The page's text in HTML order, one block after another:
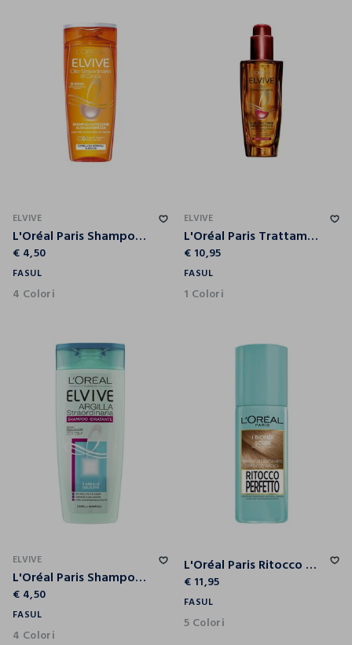
ELVIVE
L'Oréal Paris Shampoo Elvive Olio Straordinario Cocco, Per Capelli da Normali a Secchi, 250 ml.
€ 4,50
FASUL
4 Colori
ELVIVE
L'Oréal Paris Trattamento Elvive Olio Straordinario, Trattamento Nutriente per Capelli Colorati o Secchi, 100 ml.
€ 10,95
FASUL
1 Colori
ELVIVE
L'Oréal Paris Shampoo Elvive Argilla Straordinaria, Azione Purificante e Districante, 250 ml.
€ 4,50
FASUL
4 Colori
L'Oréal Paris Ritocco Perfetto, Spray Istantaneo Correttore per Radici e Capelli Bianchi, Colore: Biondo Scuro, 75 ml.
€ 11,95
FASUL
5 Colori